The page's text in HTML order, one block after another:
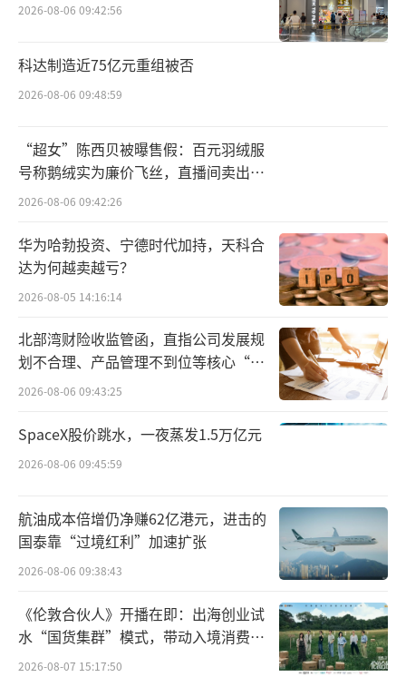
当超八成营收都来自韩束时，上美股份对
于韩束的重视不言而喻。但在业界，关于上美
股份过度依赖单品牌的质疑也随之而起。其
实，除了韩束，上美股份旗下还有一叶子、红
色小象以及一页、安敏优、极方KYOCA、2032
等品牌。但相较韩束而言，这些品牌在上美股
份的整体营收中的比例过小。
根据财报数据，在2022年末上美股份刚上
市时，其面膜品牌一叶子和母婴品牌红色小象
分别占总营收比例达19.8%和24.5%。但在202
4年中期财报中，一叶子和红色小象两个品牌合
计占总营收的比例不足10%。另外母婴新品牌
一页Newpage在2024年上半年中，营收比例为
韩束依然在独撑上美股份，但在上美股份
新年的一封信中宣布了未来十年战略规划。明
确提出上美股份“2030年将冲刺300亿目
标”，并强调以“聚焦化妆品一个赛道+多品牌
裂变模式”为核心。吕义雄表示，未来三年，
公司将遵循2+2+2战略，聚焦护肤、洗护、母婴
三大赛道，成就六大超级品牌；未来十年，中
2026-08-06 09:42:56
科达制造近75亿元重组被否
2026-08-06 09:48:59
“超女”陈西贝被曝售假：百元羽绒服
号称鹅绒实为廉价飞丝，直播间卖出超
百万元
2026-08-06 09:42:26
华为哈勃投资、宁德时代加持，天科合
达为何越卖越亏？
2026-08-05 14:16:14
北部湾财险收监管函，直指公司发展规
划不合理、产品管理不到位等核心“痛
点”
2026-08-06 09:43:25
SpaceX股价跳水，一夜蒸发1.5万亿元
2026-08-06 09:45:59
航油成本倍增仍净赚62亿港元，进击的
国泰靠“过境红利”加速扩张
2026-08-06 09:38:43
《伦敦合伙人》开播在即：出海创业试
水“国货集群”模式，带动入境消费反
向种草
2026-08-07 15:17:50